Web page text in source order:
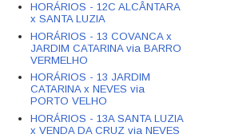
HORÁRIOS - 12C ALCÂNTARA
x SANTA LUZIA
HORÁRIOS - 13 COVANCA x
JARDIM CATARINA via BARRO
VERMELHO
HORÁRIOS - 13 JARDIM
CATARINA x NEVES via
PORTO VELHO
HORÁRIOS - 13A SANTA LUZIA
x VENDA DA CRUZ via NEVES